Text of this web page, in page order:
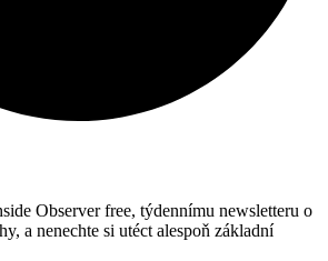
Observer free, týdennímu newsletteru o
a nenechte si utéct alespoň základní